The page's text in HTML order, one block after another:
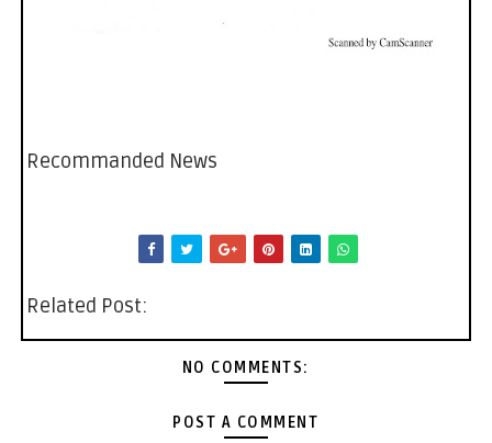
Recommanded News
Related Post:
NO COMMENTS:
POST A COMMENT